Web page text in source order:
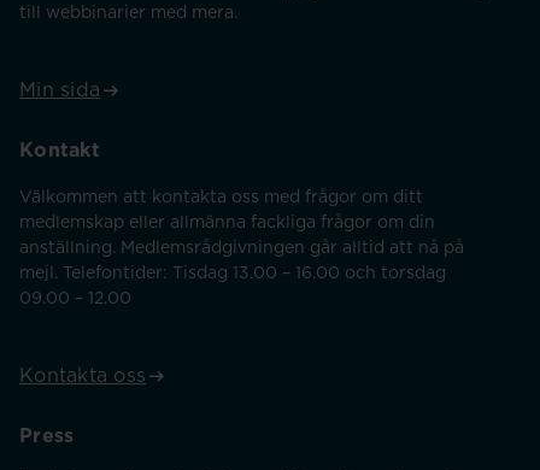
till webbinarier med mera.
Min sida
Kontakt
Välkommen att kontakta oss med frågor om ditt
medlemskap eller allmänna fackliga frågor om din
anställning. Medlemsrådgivningen går alltid att nå på
mejl. Telefontider: Tisdag 13.00 – 16.00 och torsdag
09.00 – 12.00
Kontakta oss
Press